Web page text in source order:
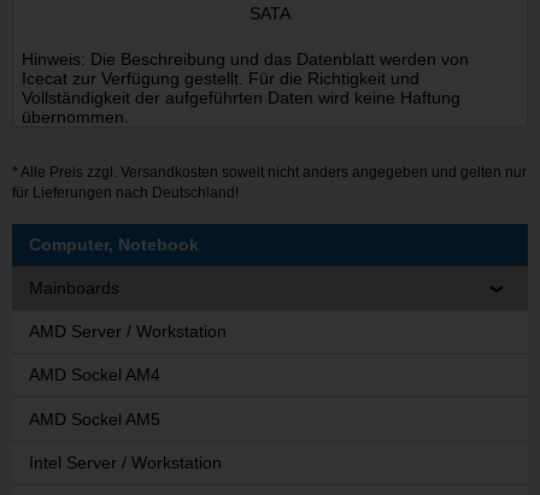
SATA
Hinweis: Die Beschreibung und das Datenblatt werden von
Icecat zur Verfügung gestellt. Für die Richtigkeit und
Vollständigkeit der aufgeführten Daten wird keine Haftung
übernommen.
* Alle Preis zzgl. Versandkosten soweit nicht anders angegeben und gelten nur
für Lieferungen nach Deutschland!
Computer, Notebook
Mainboards
AMD Server / Workstation
AMD Sockel AM4
AMD Sockel AM5
Intel Server / Workstation